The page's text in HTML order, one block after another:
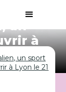
un
à
un sport
à Lyon le 21